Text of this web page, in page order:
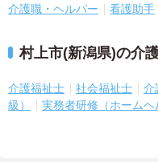
介護職・ヘルパー 看護助手
村上市(新潟県)の介
介護福祉士 社会福祉士
介
級）
実務者研修（ホームヘ